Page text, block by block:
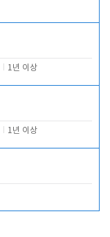
1년 이상
1년 이상